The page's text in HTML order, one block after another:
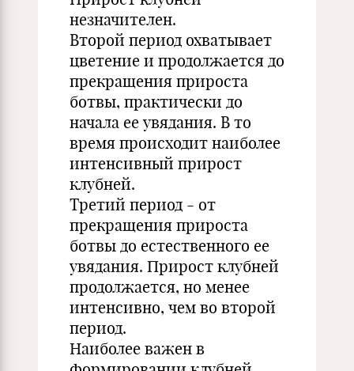
незначителен.
Второй период охватывает
цветение и продолжается до
прекращения прироста
ботвы, практически до
начала ее увядания. В то
время происходит наиболее
интенсивный прирост
клубней.
Третий период - от
прекращения прироста
ботвы до естественного ее
увядания. Прирост клубней
продолжается, но менее
интенсивно, чем во второй
период.
Наиболее важен в